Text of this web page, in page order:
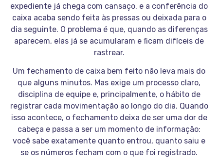
expediente já chega com cansaço, e a conferência do
caixa acaba sendo feita às pressas ou deixada para o
dia seguinte. O problema é que, quando as diferenças
aparecem, elas já se acumularam e ficam difíceis de
rastrear.
Um fechamento de caixa bem feito não leva mais do
que alguns minutos. Mas exige um processo claro,
disciplina de equipe e, principalmente, o hábito de
registrar cada movimentação ao longo do dia. Quando
isso acontece, o fechamento deixa de ser uma dor de
cabeça e passa a ser um momento de informação:
você sabe exatamente quanto entrou, quanto saiu e
se os números fecham com o que foi registrado.